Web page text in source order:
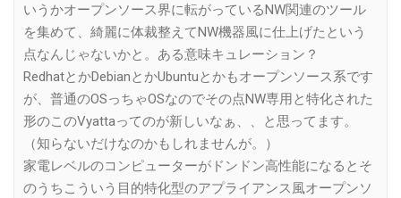
いうかオープンソース界に転がっているNW関連のツール
を集めて、綺麗に体裁整えてNW機器風に仕上げたという
点なんじゃないかと。ある意味キュレーション？
RedhatとかDebianとかUbuntuとかもオープンソース系です
が、普通のOSっちゃOSなのでその点NW専用と特化された
形のこのVyattaってのが新しいなぁ、、と思ってます。
（知らないだけなのかもしれませんが。）
家電レベルのコンピューターがドンドン高性能になるとそ
のうちこういう目的特化型のアプライアンス風オープンソ